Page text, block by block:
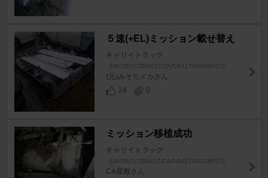
５速(+EL)ミッション載せ替え
キャリイトラック
[DA/DB71T/DA81T/DA/DB41T/DA/DB51T]
(元)みそぢメカさん
24
0
ミッション移植成功
キャリイトラック
[DA/DB71T/DA81T/DA/DB41T/DA/DB51T]
CA屋敷さん